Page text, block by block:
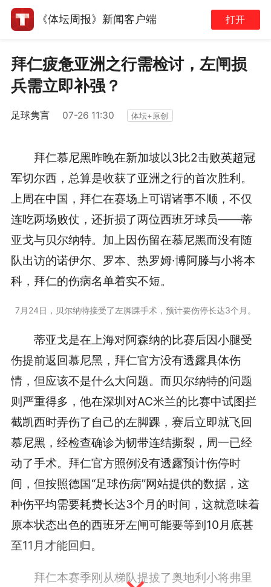
《体坛周报》新闻客户端 打开
拜仁疲惫亚洲之行需检讨，左闸损
兵需立即补强？
足球隽言 07-26 11:30 体坛+原创
拜仁慕尼黑昨晚在新加坡以3比2击败英超冠
军切尔西，总算是收获了亚洲之行的首次胜利。
上周在中国，拜仁在赛场上可谓诸事不顺，不仅
连吃两场败仗，还折损了两位西班牙球员——蒂
亚戈与贝尔纳特。加上因伤留在慕尼黑而没有随
队出访的诺伊尔、罗本、热罗姆·博阿滕与小将本
科，拜仁的伤病名单着实不短。
7月24日，贝尔纳特接受了左脚踝手术，预计要伤停长达3个月。
蒂亚戈是在上海对阿森纳的比赛后因小腿受
伤提前返回慕尼黑，拜仁官方没有透露具体伤
情，但应该不是什么大问题。而贝尔纳特的问题
则严重得多，他在深圳对AC米兰的比赛中试图拦
截凯西时弄伤了自己的左脚踝，赛后立即就飞回
慕尼黑，经检查确诊为韧带连结撕裂，周一已经
动了手术。拜仁官方照例没有透露预计伤停时
间，但按照德国“足球伤病”网站提供的数据，这
种伤平均需要耗费长达3个月的时间，这就意味着
原本状态出色的西班牙左闸可能要等到10月底甚
至11月才能回归。
拜仁本赛季刚从梯队提拔了奥地利小将弗里